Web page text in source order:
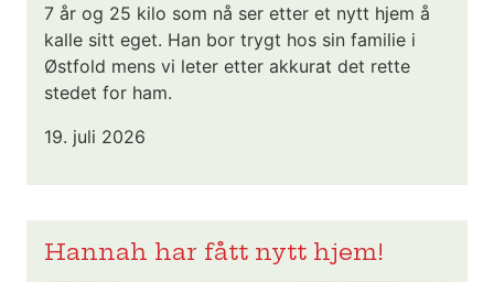
7 år og 25 kilo som nå ser etter et nytt hjem å
kalle sitt eget. Han bor trygt hos sin familie i
Østfold mens vi leter etter akkurat det rette
stedet for ham.
19. juli 2026
Hannah har fått nytt hjem!